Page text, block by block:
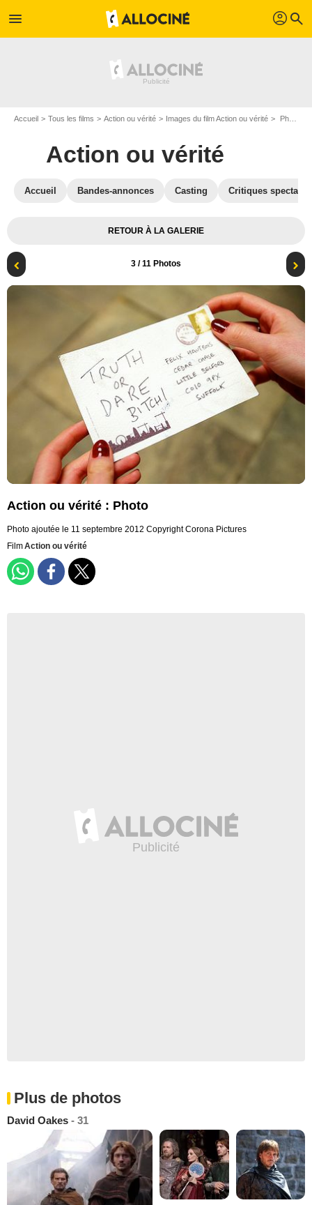
menu profil search
Accueil Tous les films Action ou vérité Images du film Action ou vérité Photo du film Action ou vérité - Photo 3
Action ou vérité
Accueil Bandes-annonces Casting Critiques
RETOUR À LA GALERIE
3 / 11 Photos
Action ou vérité : Photo
Photo ajoutée le 11 septembre 2012 Copyright Corona Pictures
FilmAction ou vérité
Plus de photos
David Oakes - 31